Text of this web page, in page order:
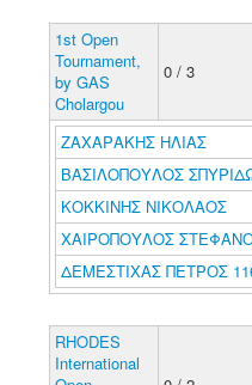
1st Open
Tournament,
by GAS
Cholargou
0 / 3
ΖΑΧΑΡΑΚΗΣ ΗΛΙΑΣ
ΒΑΣΙΛΟΠΟΥΛΟΣ
ΚΟΚΚΙΝΗΣ ΝΙΚΟΛΑΟΣ
ΧΑΙΡΟΠΟΥΛΟΣ
ΔΕΜΕΣΤΙΧΑΣ ΠΕΤΡΟΣ
RHODES
International